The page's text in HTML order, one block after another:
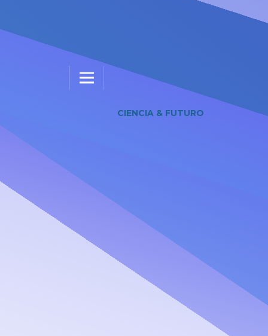
CIENCIA & FUTURO